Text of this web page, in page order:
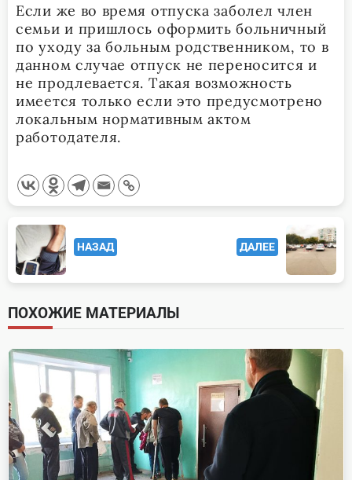
Если же во время отпуска заболел член
семьи и пришлось оформить больничный
по уходу за больным родственником, то в
данном случае отпуск не переносится и
не продлевается. Такая возможность
имеется только если это предусмотрено
локальным нормативным актом
работодателя.
<span
class="nav-
subtitle
screen-
reader-
text">Page</span>
НАЗАД ДАЛЕЕ
ПОХОЖИЕ МАТЕРИАЛЫ